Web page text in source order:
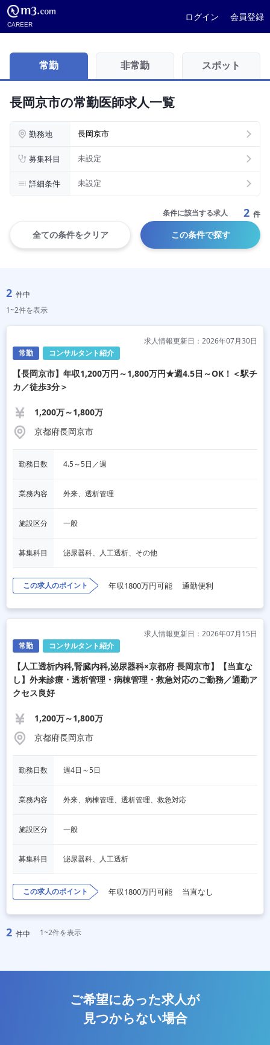
CAREER
ログイン 会員登録
常勤 非常勤 スポット
長岡京市の常勤医師求人一覧
勤務地 長岡京市
募集科目 未設定
詳細条件 未設定
条件に該当する求人 2 件
全ての条件をクリア この条件で探す
2 件中
1~2件を表示
常勤 コンサルタント紹介
求人情報更新日：2026年07月30日
【長岡京市】年収1,200万円～1,800万円★週4.5日～OK！＜駅チ
カ／徒歩3分＞
1,200万～1,800万
京都府長岡京市
勤務日数 4.5～5日／週
業務内容 外来、透析管理
施設区分 一般
募集科目 泌尿器科、人工透析、その他
この求人のポイント 年収1800万円可能 通勤便利
常勤 コンサルタント紹介
求人情報更新日：2026年07月15日
【人工透析内科,腎臓内科,泌尿器科×京都府 長岡京市】【当直な
し】外来診療・透析管理・病棟管理・救急対応のご勤務／通勤ア
クセス良好
1,200万～1,800万
京都府長岡京市
勤務日数 週4日～5日
業務内容 外来、病棟管理、透析管理、救急対応
施設区分 一般
募集科目 泌尿器科、人工透析
この求人のポイント 年収1800万円可能 当直なし
2 件中 1~2件を表示
ご希望にあった求人が
見つからない場合